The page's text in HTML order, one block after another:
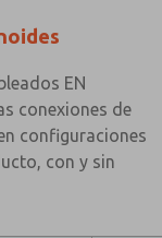
EN
conexiones de
configuraciones
con y sin